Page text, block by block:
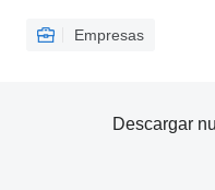
Empresas
Descargar